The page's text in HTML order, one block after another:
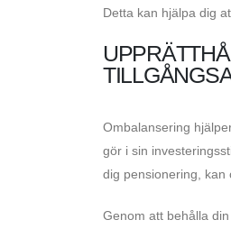
Detta kan hjälpa dig
Ombalansering
gör i sin
dig pensionering, kan
Genom att behålla